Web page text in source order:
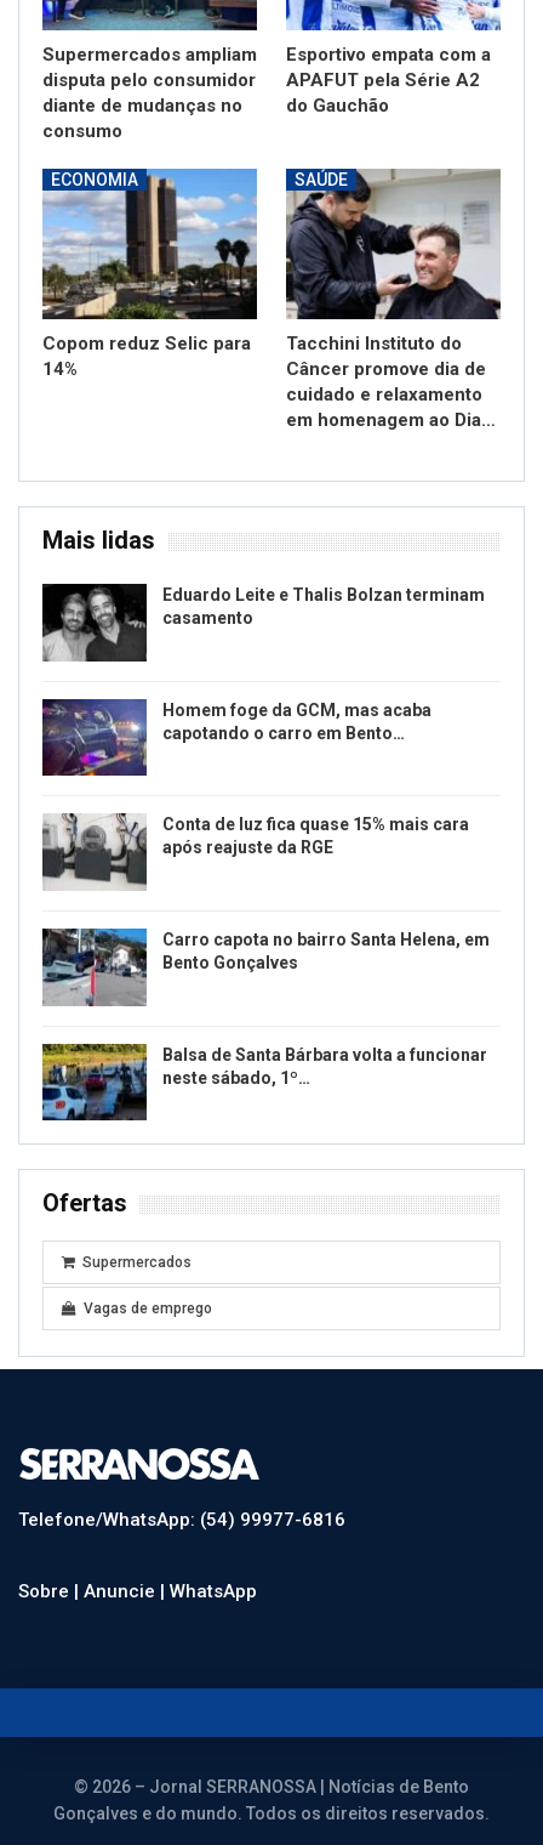
Supermercados ampliam
disputa pelo consumidor
diante de mudanças no
consumo
Esportivo empata com a
APAFUT pela Série A2
do Gauchão
ECONOMIA
Copom reduz Selic para
14%
SAÚDE
Tacchini Instituto do
Câncer promove dia de
cuidado e relaxamento
em homenagem ao Dia…
Mais lidas
Eduardo Leite e Thalis Bolzan terminam
casamento
Homem foge da GCM, mas acaba
capotando o carro em Bento…
Conta de luz fica quase 15% mais cara
após reajuste da RGE
Carro capota no bairro Santa Helena, em
Bento Gonçalves
Balsa de Santa Bárbara volta a funcionar
neste sábado, 1º…
Ofertas
Supermercados
Vagas de emprego
Telefone/WhatsApp: (54) 99977-6816
Sobre | Anuncie | WhatsApp
© 2026 – Jornal SERRANOSSA | Notícias de Bento
Gonçalves e do mundo. Todos os direitos reservados.